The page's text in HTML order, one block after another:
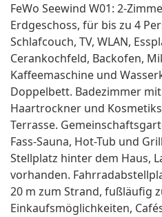
FeWo Seewind W01: 2-
Erdgeschoss, für bis zu 4
Schlafcouch, TV, WLAN,
Cerankochfeld, Backofen,
Kaffeemaschine und
Doppelbett. Badezimmer mit
Haartrockner und
Terrasse.
Fass-Sauna, Hot-Tub und
Stellplatz hinter dem Haus,
vorhanden.
20 m zum Strand, fußläufig
Einkaufsmöglichkeiten,